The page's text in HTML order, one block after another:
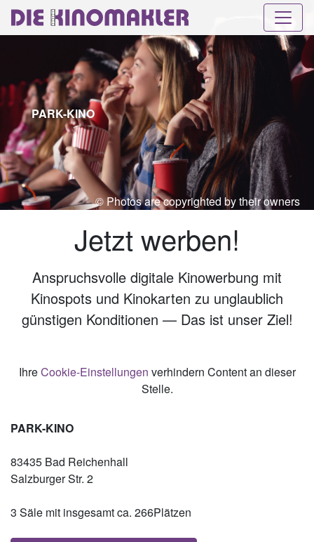
PARK-KINO
© Photos are copyrighted by their owners
Jetzt werben!
Anspruchsvolle digitale Kinowerbung mit
Kinospots und Kinokarten zu unglaublich
günstigen Konditionen — Das ist unser Ziel!
IhreCookie-Einstellungen verhindern Content an dieser
Stelle.
PARK-KINO
83435 Bad Reichenhall
Salzburger Str. 2
3 Säle mit insgesamt ca. 266Plätzen